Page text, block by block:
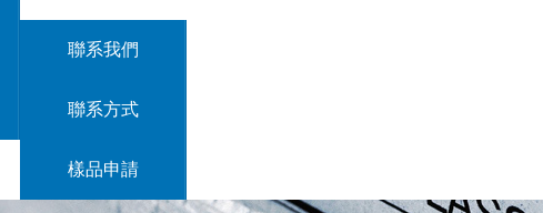
聯系我們
聯系方式
樣品申請